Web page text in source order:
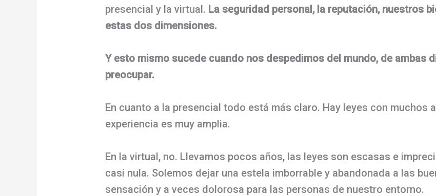
presencial y la virtual. La seguridad personal, la reputación, nuestros
estas dos dimensiones.
Y esto mismo sucede cuando nos despedimos del mundo, de ambas
preocupar.
En cuanto a la presencial todo está más claro. Hay leyes con muchos
experiencia es muy amplia.
En la virtual, no. Llevamos pocos años, las leyes son escasas e
casi nula. Solemos dejar una estela imborrable y abandonada a las
sensación y a veces dolorosa para las personas de nuestro entorno.